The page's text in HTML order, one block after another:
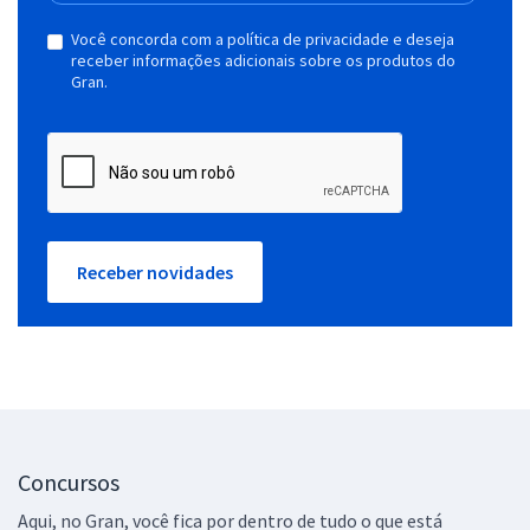
Você concorda com a política de privacidade e deseja
receber informações adicionais sobre os produtos do
Gran.
Receber novidades
Concursos
Aqui, no Gran, você fica por dentro de tudo o que está